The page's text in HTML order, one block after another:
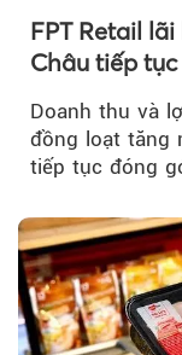
FPT Retail
Châu tiếp
Doanh thu và
đồng loạt tăng
tiếp tục đóng